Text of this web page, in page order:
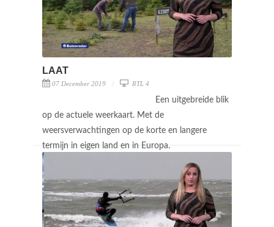
LAAT
07 December 2019 RTL 4
Een uitgebreide blik
op de actuele weerkaart. Met de
weersverwachtingen op de korte en langere
termijn in eigen land en in Europa.